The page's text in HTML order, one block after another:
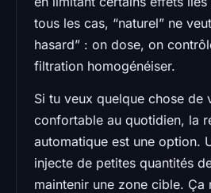
tous les cas, “naturel” ne
hasard” : on dose, on
filtration homogénéiser.
Si tu veux quelque chose de
confortable au quotidien, la
automatique est une option.
injecte de petites quantités
maintenir une zone cible. Ça